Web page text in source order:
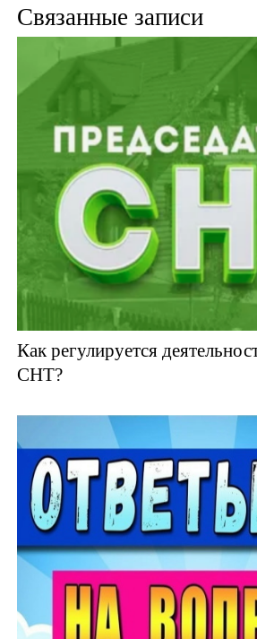
Связанные записи
Как регулируется
СНТ?